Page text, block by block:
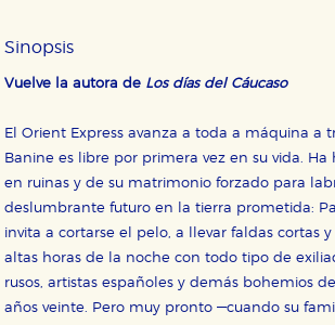
Sinopsis
Vuelve la autora de Los días del Cáucaso
El Orient Express avanza a toda a máquina a
Banine es libre por primera vez en su vida. Ha
en ruinas y de su matrimonio forzado para
deslumbrante futuro en la tierra prometida:
invita a cortarse el pelo, a llevar faldas cortas
altas horas de la noche con todo tipo de
rusos, artistas españoles y demás bohemios
años veinte. Pero muy pronto —cuando su